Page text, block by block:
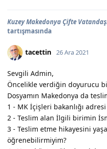
Kuzey Makedonya Çifte
tartışmasında
tacettin 26 Ara 2021
Sevgili Admin,
Öncelikle verdiğin doyurucu
Dosyamın Makedonya da
1 - MK İçişleri bakanlığı adresi
2 - Teslim alan İlgili birimin
3 - Teslim etme hikayesini
öğrenebilirmiyim?